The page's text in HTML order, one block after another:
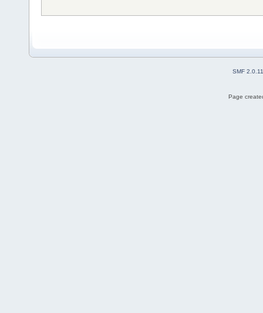
SMF 2.0.11
Page